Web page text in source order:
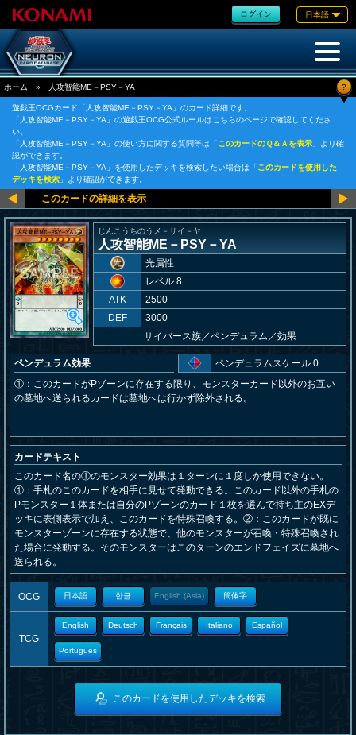
ログイン 日本語
ホーム » 人攻智能ME－PSY－YA ?
遊戯王OCGカード「人攻智能ME－PSY－YA」のカード詳細です。
「人攻智能ME－PSY－YA」の遊戯王OCG公式ルールはこちらのページで確認してくださ
い。
「人攻智能ME－PSY－YA」の使い方に関する質問等は「このカードのＱ＆Ａを表示 」より確
認ができます。
「人攻智能ME－PSY－YA」を使用したデッキを検索したい場合は「このカードを使用した
デッキを検索 」より確認ができます。
じんこうちのうメ－サイ－ヤ
人攻智能ME－PSY－YA
光属性
レベル 8
ATK
2500
DEF
3000
サイバース族／ペンデュラム／効果
ペンデュラム効果
ペンデュラムスケール 0
①：このカードがPゾーンに存在する限り、モンスターカード以外のお互い
の墓地へ送られるカードは墓地へは行かず除外される。
カードテキスト
このカード名の①のモンスター効果は１ターンに１度しか使用できない。
①：手札のこのカードを相手に見せて発動できる。このカード以外の手札の
Pモンスター１体または自分のPゾーンのカード１枚を選んで持ち主のEXデ
ッキに表側表示で加え、このカードを特殊召喚する。②：このカードが既に
モンスターゾーンに存在する状態で、他のモンスターが召喚・特殊召喚され
た場合に発動する。そのモンスターはこのターンのエンドフェイズに墓地へ
送られる。
OCG 日本語 한글 English (Asia) 簡体字
TCG
English Deutsch Français Italiano Español
Portugues
このカードを使用したデッキを検索